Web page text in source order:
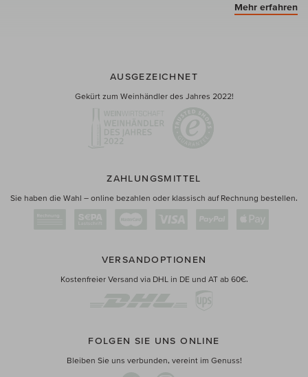
Mehr erfahren
AUSGEZEICHNET
Gekürt zum Weinhändler des Jahres 2022!
ZAHLUNGSMITTEL
Sie haben die Wahl – online bezahlen oder klassisch auf Rechnung bestellen.
VERSANDOPTIONEN
Kostenfreier Versand via DHL in DE und AT ab 60€.
FOLGEN SIE UNS ONLINE
Bleiben Sie uns verbunden, vereint im Genuss!